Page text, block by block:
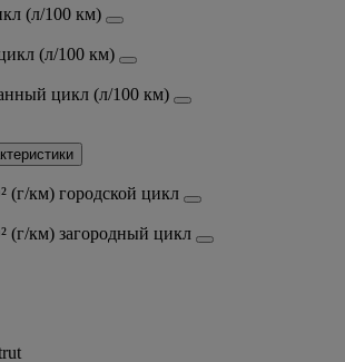
(л/100 км)
(л/100 км)
цикл (л/100 км)
(г/км) городской цикл
(г/км) загородный цикл